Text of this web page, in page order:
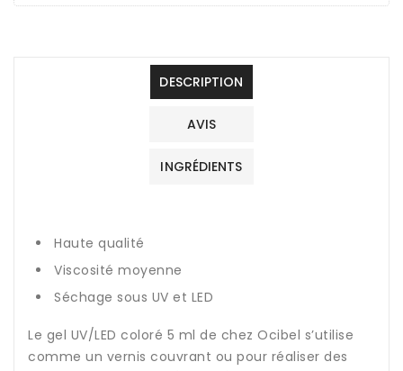
DESCRIPTION
AVIS
INGRÉDIENTS
Haute qualité
Viscosité moyenne
Séchage sous UV et LED
Le gel UV/LED coloré 5 ml de chez Ocibel s’utilise
comme un vernis couvrant ou pour réaliser des